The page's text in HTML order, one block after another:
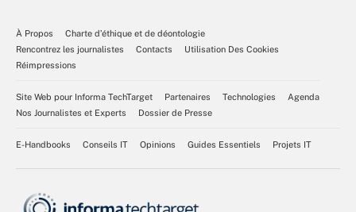
À Propos
Charte d’éthique et de déontologie
Rencontrez les journalistes
Contacts
Utilisation Des Cookies
Réimpressions
Site Web pour Informa TechTarget Partenaires Technologies
Agenda
Nos Journalistes et Experts
Dossier de Presse
E-Handbooks Conseils IT Opinions Guides Essentiels Projets IT